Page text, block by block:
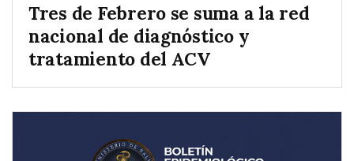
Tres de Febrero se suma a la red
nacional de diagnóstico y
tratamiento del ACV